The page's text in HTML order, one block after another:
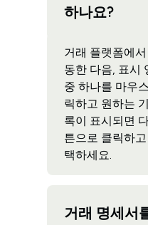
하나요?
거래 플랫폼에
동한 다음, 표시
중 하나를 마우
릭하고 원하는
록이 표시되면
튼으로 클릭하고
택하세요.
거래 명세서